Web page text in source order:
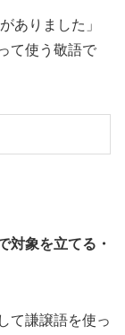
ありました」
て使う敬語で
対象を立てる・
て謙譲語を使っ